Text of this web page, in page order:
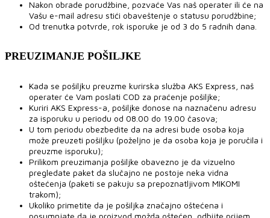
Nakon obrade porudžbine, pozvaće Vas naš operater ili će na
Vašu e-mail adresu stići obaveštenje o statusu porudžbine;
Od trenutka potvrde, rok isporuke je od 3 do 5 radnih dana.
PREUZIMANJE POŠILJKE
Kada se pošiljku preuzme kurirska služba AKS Express, naš
operater će Vam poslati COD za praćenje pošiljke;
Kuriri AKS Express-a, pošiljke donose na naznačenu adresu
za isporuku u periodu od 08.00 do 19.00 časova;
U tom periodu obezbedite da na adresi bude osoba koja
može preuzeti pošiljku (poželjno je da osoba koja je poručila i
preuzme isporuku);
Prilikom preuzimanja pošiljke obavezno je da vizuelno
pregledate paket da slučajno ne postoje neka vidna
oštećenja (paketi se pakuju sa prepoznatljivom MIKOMI
trakom);
Ukoliko primetite da je pošiljka značajno oštećena i
posumnjate da je proizvod možda oštećen, odbijte prijem